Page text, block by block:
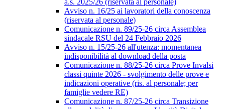
a.s. 2025/26 (riservata al personale)
Avviso n. 16/25 ai lavoratori della conoscenza
(riservata al personale)
Comunicazione n. 89/25-26 circa Assemblea
sindacale RSU del 24 Febbraio 2026
Avviso n. 15/25-26 all'utenza: momentanea
indisponibilità al download della posta
Comunicazione n. 88/25-26 circa Prove Invalsi
classi quinte 2026 - svolgimento delle prove e
indicazioni operative (ris. al personale; per
famiglie vedere RE)
Comunicazione n. 87/25-26 circa Transizione